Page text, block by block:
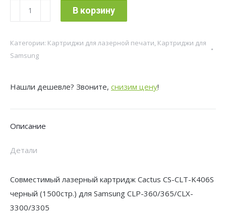
Количество
товара
лазерный
CLT-
черный
для
Samsung
CLP-
В корзину
Категории: Картриджи для лазерной печати, Картриджи для
Samsung
Нашли дешевле? Звоните, снизим цену!
Описание
Детали
Совместимый лазерный картридж Cactus CS-CLT-K406S
черный (1500стр.) для Samsung CLP-360/365/CLX-
3300/3305